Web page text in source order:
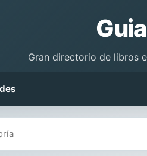
Gran directorio de libros